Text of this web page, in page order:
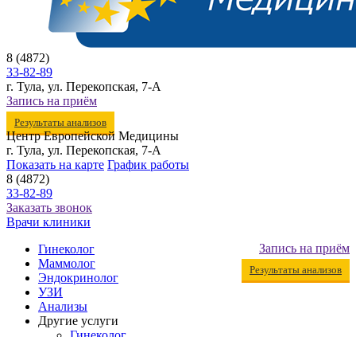
8 (4872)
33-82-89
г. Тула, ул. Перекопская, 7-А
Запись на приём
Результаты анализов
Центр Европейской Медицины
г. Тула, ул. Перекопская, 7-А
Показать на карте График работы
8 (4872)
33-82-89
Заказать звонок
Врачи клиники
Запись на приём
Результаты анализов
Гинеколог
Маммолог
Эндокринолог
УЗИ
Анализы
Другие услуги